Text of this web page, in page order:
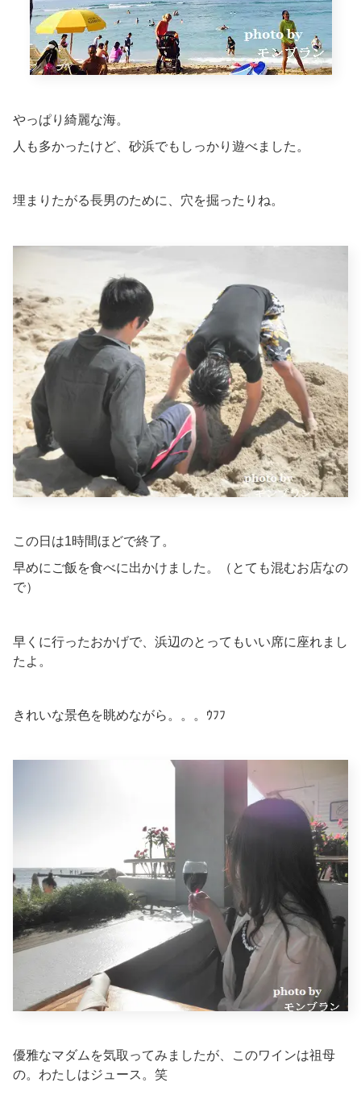
やっぱり綺麗な海。
人も多かったけど、砂浜でもしっかり遊べました。
埋まりたがる長男のために、穴を掘ったりね。
この日は1時間ほどで終了。
早めにご飯を食べに出かけました。（とても混むお店なの
で）
早くに行ったおかげで、浜辺のとってもいい席に座れまし
たよ。
きれいな景色を眺めながら。。。ｳﾌﾌ
優雅なマダムを気取ってみましたが、このワインは祖母
の。わたしはジュース。笑